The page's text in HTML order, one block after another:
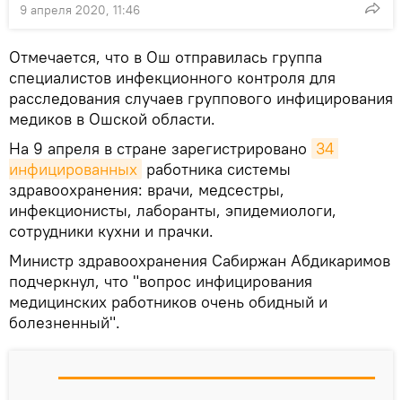
9 апреля 2020, 11:46
Отмечается, что в Ош отправилась группа
специалистов инфекционного контроля для
расследования случаев группового инфицирования
медиков в Ошской области.
На 9 апреля в стране зарегистрировано 34
инфицированных работника системы
здравоохранения: врачи, медсестры,
инфекционисты, лаборанты, эпидемиологи,
сотрудники кухни и прачки.
Министр здравоохранения Сабиржан Абдикаримов
подчеркнул, что "вопрос инфицирования
медицинских работников очень обидный и
болезненный".